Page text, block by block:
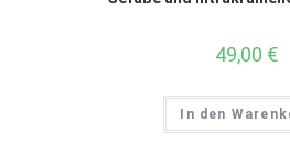
49,00 €
In den